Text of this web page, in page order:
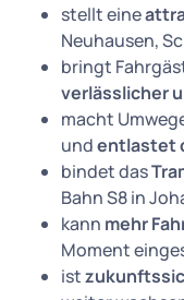
stellt eine
Neuhausen,
bringt
verlässlicher
macht
undentlastet
bindet das
Bahn S8 in
kann mehr
Moment
ist